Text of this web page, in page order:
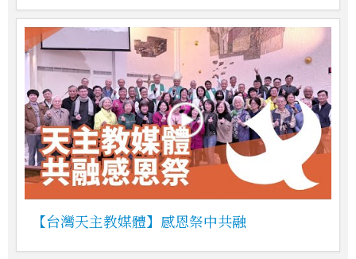
【台灣天主教媒體】感恩祭中共融